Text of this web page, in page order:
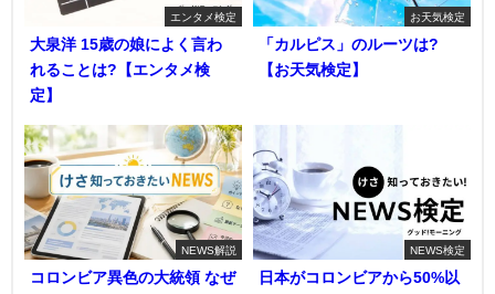
エンタメ検定
大泉洋 15歳の娘によく言わ
れることは?【エンタメ検
定】
お天気検定
「カルピス」のルーツは?
【お天気検定】
NEWS解説
コロンビア異色の大統領 なぜ
NEWS検定
日本がコロンビアから50%以